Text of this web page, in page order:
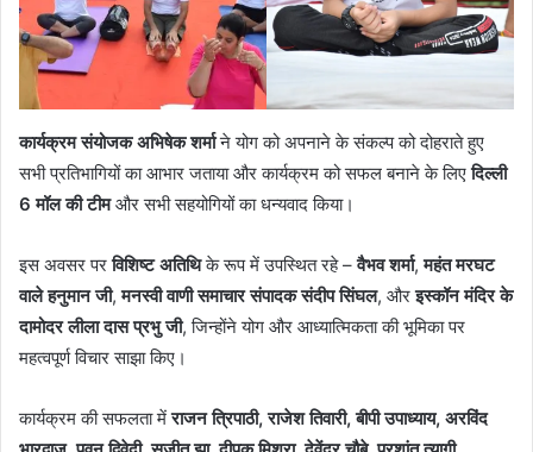
कार्यक्रम संयोजक अभिषेक शर्माने योग को अपनाने के संकल्प को दोहराते हुए
सभी प्रतिभागियों का आभार जताया और कार्यक्रम को सफल बनाने के लिएदिल्ली
6 मॉल की टीमऔर सभी सहयोगियों का धन्यवाद किया।
इस अवसर परविशिष्ट अतिथिके रूप में उपस्थित रहे –वैभव शर्मा,महंत मरघट
वाले हनुमान जी,मनस्वी वाणी समाचार संपादक संदीप सिंघल, औरइस्कॉन मंदिर के
दामोदर लीला दास प्रभु जी, जिन्होंने योग और आध्यात्मिकता की भूमिका पर
महत्वपूर्ण विचार साझा किए।
कार्यक्रम की सफलता मेंराजन त्रिपाठी, राजेश तिवारी, बीपी उपाध्याय, अरविंद